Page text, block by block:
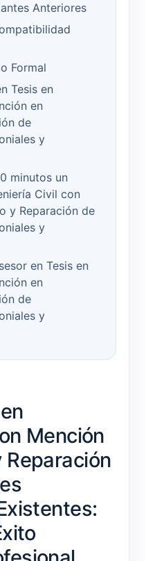
Anteriores
Formal
Tesis en
en
de
y
minutos un
Civil con
y Reparación de
y
en Tesis en
en
de
y
Mención